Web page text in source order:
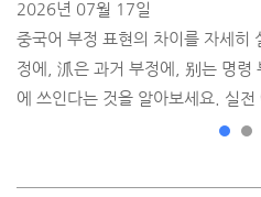
2026년 07월 17일
중국어 부정 표현의 차이를 자세히
정에, 沠은 과거 부정에, 别는 명령
에 쓰인다는 것을 알아보세요. 실